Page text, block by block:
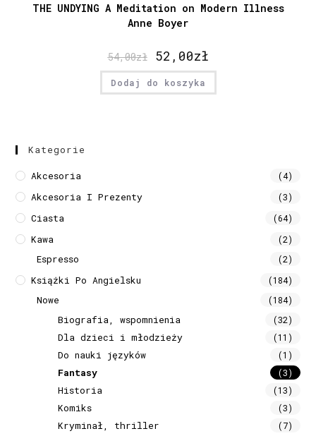
THE UNDYING A Meditation on Modern Illness
Anne Boyer
54,00zł 52,00zł
Dodaj do koszyka
Kategorie
Akcesoria (4)
Akcesoria I Prezenty (3)
Ciasta (64)
Kawa (2)
Espresso (2)
Książki Po Angielsku (184)
Nowe (184)
Biografia, wspomnienia (32)
Dla dzieci i młodzieży (11)
Do nauki języków (1)
Fantasy (3)
Historia (13)
Komiks (3)
Kryminał, thriller (7)